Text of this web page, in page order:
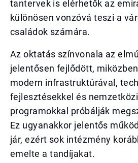
tantervek is elérhetők az
különösen vonzóvá teszi a
családok számára.
Az oktatás színvonala az
jelentősen fejlődött,
modern infrastruktúrával,
fejlesztésekkel és
programokkal próbálják
Ez ugyanakkor jelentős
jár, ezért sok intézmény
emelte a tandíjakat.